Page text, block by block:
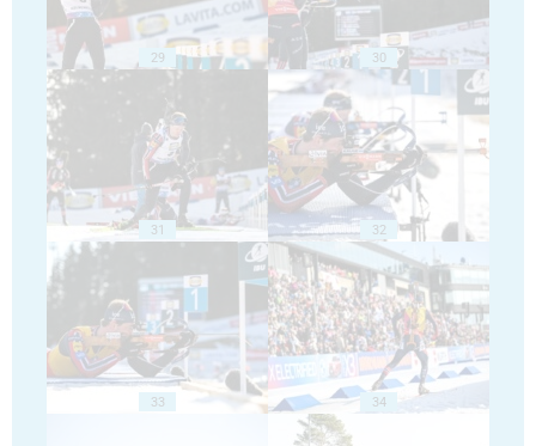
29 30
31 32
33 34